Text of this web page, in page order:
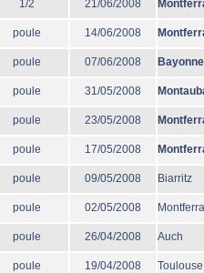
1/2 21/06/2008
poule 14/06/2008
poule 07/06/2008 Bayonne
poule 31/05/2008
poule 23/05/2008
poule 17/05/2008
poule 09/05/2008 Biarritz
poule 02/05/2008
poule 26/04/2008 Auch
poule 19/04/2008 Toulouse